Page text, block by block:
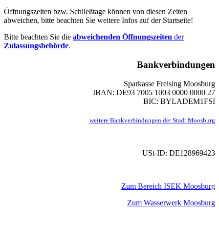
Öffnungszeiten bzw. Schließtage können von diesen Zeiten
abweichen, bitte beachten Sie weitere Infos auf der Startseite!
Bitte beachten Sie die abweichenden Öffnungszeiten der
Zulassungsbehörde.
Bankverbindungen
Sparkasse Freising Moosburg
IBAN: DE93 7005 1003 0000 0000 27
BIC: BYLADEM1FSI
weitere Bankverbindungen der Stadt Moosburg
USt-ID: DE128969423
Zum Bereich ISEK Moosburg
Zum Wasserwerk Moosburg